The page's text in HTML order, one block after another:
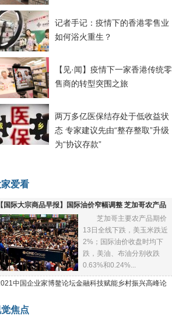
记者手记：疫情下的香港零售业
如何浴火重生？
【见·闻】疫情下一家香港传统零
售商的转型突围之旅
两万多亿医保结存处于低收益状
态 专家建议先由“整存整取”升级
为“协议存款”
爱看
【国际大宗商品早报】国际油价窄幅调整 芝加哥农产品
线下跌
芝加哥主要农产品期价
13日全线下跌，美玉米跌近
2%；国际油价收盘时均下
跌，美油、布油分别收跌
0.63%和0.24%...
中国企业家博鳌论坛金融科技赋能乡村振兴高峰论
焦点